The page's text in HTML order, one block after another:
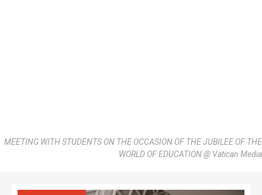
MEETING WITH STUDENTS ON THE OCCASION OF THE JUBILEE OF THE
WORLD OF EDUCATION @ Vatican Media